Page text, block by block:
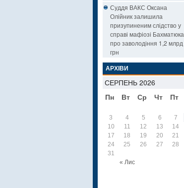
Суддя ВАКС Оксана
Олійник залишила
призупиненим слідство у
справі мафіозі Бахматюка
про заволодіння 1,2 млрд
грн
АРХІВИ
СЕРПЕНЬ 2026
Пн
Вт Ср Чт Пт
« Лис
3
4 5 6 7
10
11 12 13 14
17
18 19 20 21
24
25 26 27 28
31